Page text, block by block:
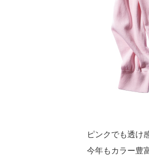
ピンクでも透け
今年もカラー豊